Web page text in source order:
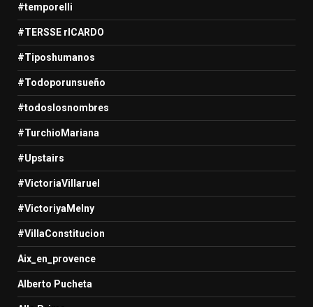
#temporelli
#TERSSE rICARDO
#Tiposhumanos
#Todoporunsueño
#todoslosnombres
#TurchioMariana
#Upstairs
#VictoriaVillaruel
#VictoriyaMelny
#VillaConstitucion
Aix_en_provence
Alberto Pucheta